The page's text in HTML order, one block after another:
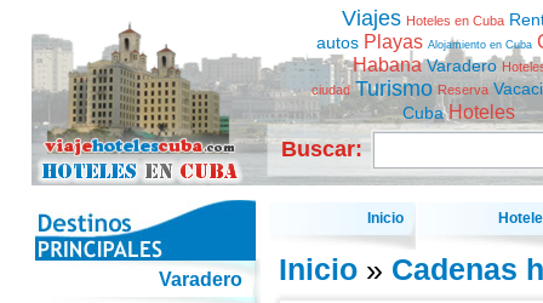
Viajes Hoteles en Cuba
autos Playas Alojamiento en Cuba
Habana Varadero
ciudad Turismo Reserva
Cuba Hoteles
Buscar:
Inicio
Inicio» Cadenas
Varadero